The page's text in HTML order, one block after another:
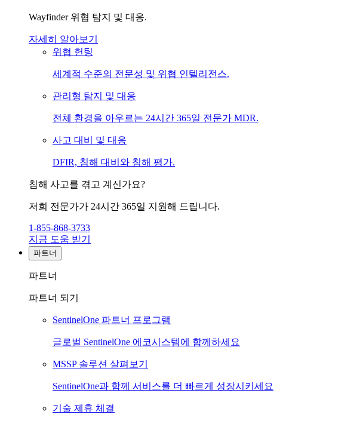
Wayfinder 위협 탐지 및 대응.
자세히 알아보기
위협 헌팅
세계적 수준의 전문성 및 위협 인텔리전스.
관리형 탐지 및 대응
전체 환경을 아우르는 24시간 365일 전문가 MDR.
사고 대비 및 대응
DFIR, 침해 대비와 침해 평가.
침해 사고를 겪고 계신가요?
저희 전문가가 24시간 365일 지원해 드립니다.
1-855-868-3733
지금 도움 받기
파트너
파트너
파트너 되기
SentinelOne 파트너 프로그램
글로벌 SentinelOne 에코시스템에 함께하세요
MSSP 솔루션 살펴보기
SentinelOne과 함께 서비스를 더 빠르게 성장시키세요
기술 제휴 체결